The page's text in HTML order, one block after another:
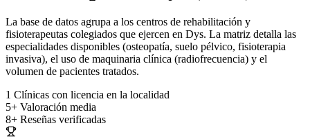
La base de datos agrupa a los centros de rehabilitación y
fisioterapeutas colegiados que ejercen en Dys. La matriz detalla las
especialidades disponibles (osteopatía, suelo pélvico, fisioterapia
invasiva), el uso de maquinaria clínica (radiofrecuencia) y el
volumen de pacientes tratados.
1 Clínicas con licencia en la localidad
5+ Valoración media
8+ Reseñas verificadas